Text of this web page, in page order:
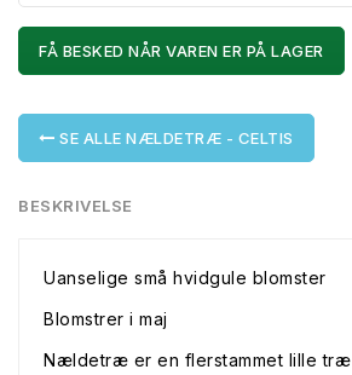
FÅ BESKED NÅR VAREN ER PÅ LAGER
SE ALLE NÆLDETRÆ - CELTIS
BESKRIVELSE
Uanselige små hvidgule blomster
Blomstrer i maj
Nældetræ er en flerstammet lille træ